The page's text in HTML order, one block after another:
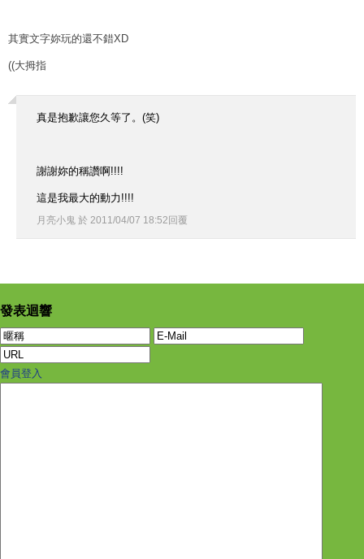
其實文字妳玩的還不錯XD
((大拇指
真是抱歉讓您久等了。(笑)
謝謝妳的稱讚啊!!!!
這是我最大的動力!!!!
月亮小鬼 於 2011/04/07 18:52 回覆
發表迴響
會員登入